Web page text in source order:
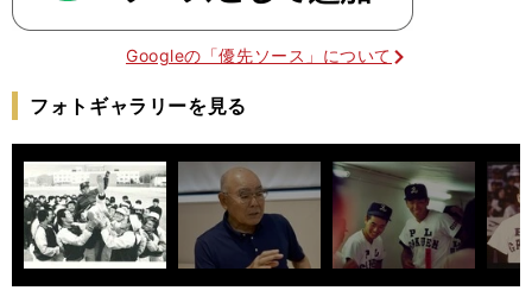
Googleの「優先ソース」について
フォトギャラリーを見る